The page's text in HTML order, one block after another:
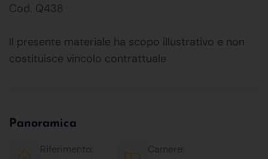
Cod. Q438
Il presente materiale ha scopo illustrativo e non
costituisce vincolo contrattuale
Panoramica
Riferimento:
Camere: